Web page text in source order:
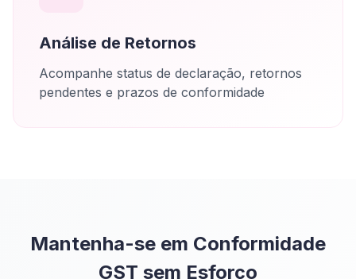
Análise de Retornos
Acompanhe status de declaração, retornos
pendentes e prazos de conformidade
Mantenha-se em Conformidade
GST sem Esforço